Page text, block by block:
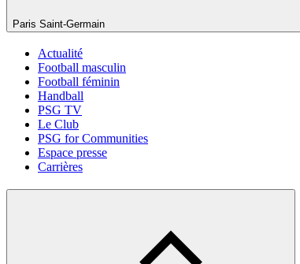
Paris Saint-Germain
Actualité
Football masculin
Football féminin
Handball
PSG TV
Le Club
PSG for Communities
Espace presse
Carrières